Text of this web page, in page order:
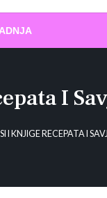
I
I KNJIGE RECEPATA I